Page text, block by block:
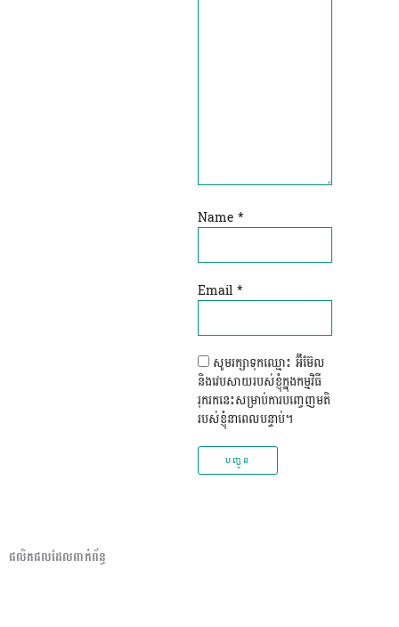
Name *
Email *
សូមរក្សាទុកឈ្មោះ អ៊ីម៊ែល
និងវេបសាយរបស់ខ្ញុំក្នុងកម្មវិធី
រុករកនេះសម្រាប់ការបញ្ចេញមតិ
របស់ខ្ញុំនាពេលបន្ទាប់។
ផលិតផលដែលពាក់ព័ន្ធ